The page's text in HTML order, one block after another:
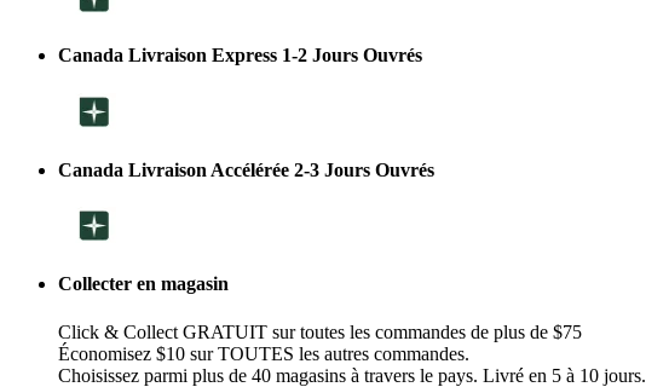
Canada Livraison Express 1-2 Jours Ouvrés
Canada Livraison Accélérée 2-3 Jours Ouvrés
Collecter en magasin
Click & Collect GRATUIT sur toutes les commandes de plus de $75
Économisez $10 sur TOUTES les autres commandes.
Choisissez parmi plus de 40 magasins à travers le pays. Livré en 5 à 10 jours.